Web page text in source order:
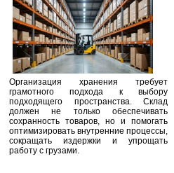
Организация хранения требует
грамотного подхода к выбору
подходящего пространства. Склад
должен не только обеспечивать
сохранность товаров, но и помогать
оптимизировать внутренние процессы,
сокращать издержки и упрощать
работу с грузами.